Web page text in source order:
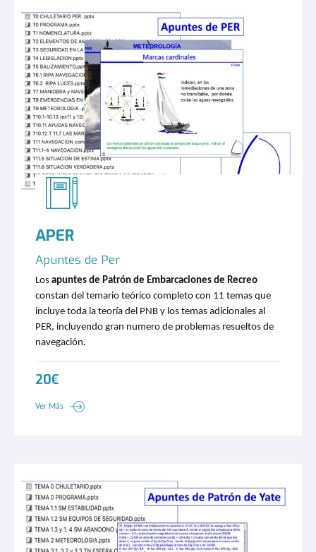
APER
Apuntes de Per
Los apuntes de Patrón de Embarcaciones de Recreo
constan del temario teórico completo con 11 temas que
incluye toda la teoría del PNB y los temas adicionales al
PER, incluyendo gran numero de problemas resueltos de
navegación.
20€
Ver Más